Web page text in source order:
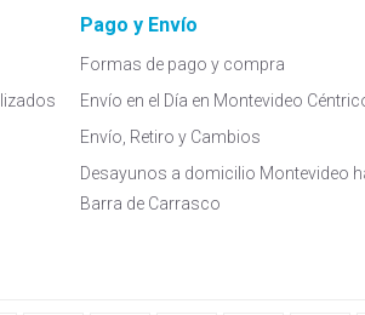
Pago y Envío
Formas de pago y compra
Envío en el Día en Montevideo
Envío, Retiro y Cambios
Desayunos a domicilio Montevideo
Barra de Carrasco